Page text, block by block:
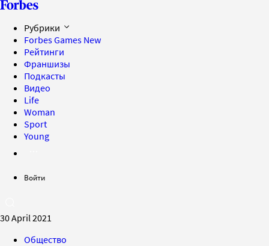
Рубрики
Forbes Games New
Рейтинги
Франшизы
Подкасты
Видео
Life
Woman
Sport
Young
Войти
30 April 2021
Общество